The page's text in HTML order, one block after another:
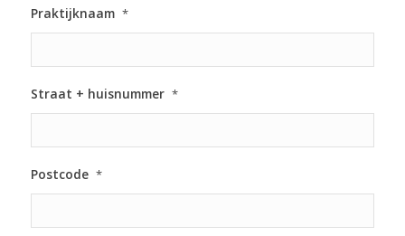
Praktijknaam *
Straat + huisnummer *
Postcode *